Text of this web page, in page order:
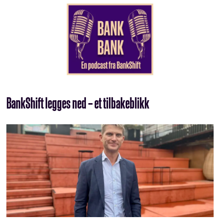
BankShift legges ned – et tilbakeblikk